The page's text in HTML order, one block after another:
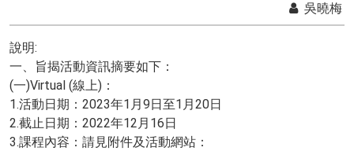
吳曉梅
說明:
一、旨揭活動資訊摘要如下：
(一)Virtual (線上)：
1.活動日期：2023年1月9日至1月20日
2.截止日期：2022年12月16日
3.課程內容：請見附件及活動網站：